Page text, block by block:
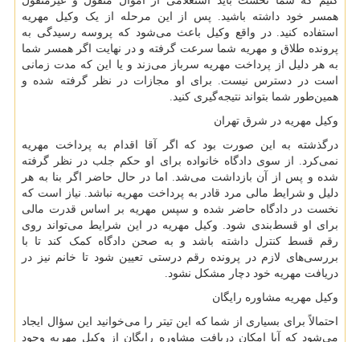
همسر خود داشته باشید. پس از این مرحله از یک وکیل مهریه
استفاده کنید. در واقع وکیل باعث می‌شود که پروسه رسیدگی به
پرونده طلاق و مهریه شما سرعت گرفته و در نهایت اگر همسر شما
به هر دلیل از پرداخت مهریه سرباز می‌زند و یا این که مدت زمانی
است در دسترس نیست. برای او مجازات در نظر گرفته شده و
همین‌طور شما بتواند نتیجه‌گیری کنید.
وکیل مهریه در شرق تهران
درگذشته به این صورت بود که اگر آقا اقدام به پرداخت مهریه
نمی‌کرد. از سوی دادگاه خانواده برای او حکم جلب در نظر گرفته
شده و پس از آن بازداشت می‌شد. اما در حال حاضر اگر بنا به هر
دلیل و شرایط مالی مرد قادر به پرداخت مهریه نباشد. نیاز است که
نخست در دادگاه حاضر شده و سپس مهریه بر اساس قدرت مالی
برای او قسط‌بندی شود. وکیل مهریه در این شرایط می‌تواند روی
رقم قسط کنترل داشته باشد و به صحن دادگاه کمک کند تا با
بررسی‌های لازم در پرونده رقم درستی تعیین شود تا خانم نیز در
دریافت مهریه خود دچار مشکل نشود.
وکیل مهریه مشاوره رایگان
احتمالاً برای بسیاری از شما که این تیتر را می‌خوانید این سؤال ایجاد
می‌شود که آیا امکان دریافت مشاوره رایگان از وکیل مهریه وجود